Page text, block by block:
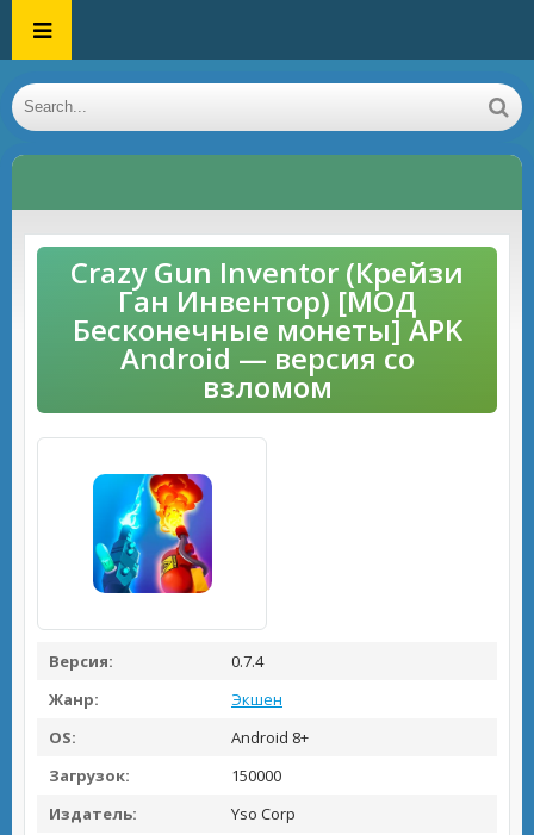
Crazy Gun Inventor (Крейзи
Ган Инвентор) [МОД
Бесконечные монеты] APK
Android — версия со
взломом
Версия:
0.7.4
Жанр:
Экшен
OS:
Android 8+
Загрузок:
150000
Издатель:
Yso Corp